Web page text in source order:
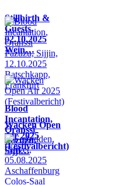
Stillbirth &
Guests,
02.10.2025
Wein…
Blood
Incantation,
Oranssi
Pazuzu,
Sijji…
Wacken Open
Air 2025
(Festivalbericht)